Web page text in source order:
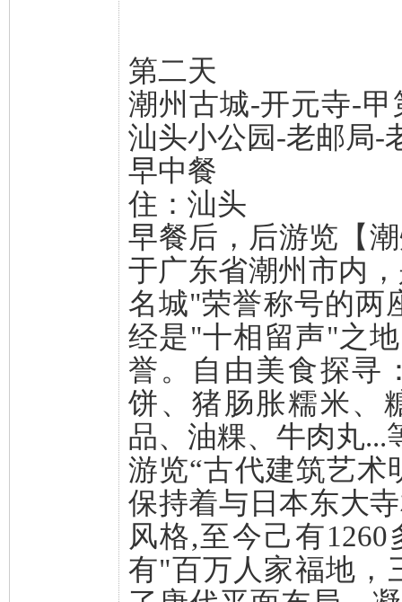
第二天
潮州古城-开元寺-
汕头小公园-老邮局-
早中餐
住：汕头
早餐后，后游览【
于广东省潮州市内
名城"荣誉称号的两
经是"十相留声"之
誉。自由美食探寻
饼、猪肠胀糯米、
品、油粿、牛肉丸...
游览“古代建筑艺术
保持着与日本东大
风格,至今己有
有"百万人家福地，